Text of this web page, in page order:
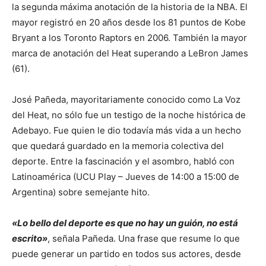
la segunda máxima anotación de la historia de la NBA. El
mayor registró en 20 años desde los 81 puntos de Kobe
Bryant a los Toronto Raptors en 2006. También la mayor
marca de anotación del Heat superando a LeBron James
(61).
José Pañeda, mayoritariamente conocido como La Voz
del Heat, no sólo fue un testigo de la noche histórica de
Adebayo. Fue quien le dio todavía más vida a un hecho
que quedará guardado en la memoria colectiva del
deporte. Entre la fascinación y el asombro, habló con
Latinoamérica (UCU Play – Jueves de 14:00 a 15:00 de
Argentina) sobre semejante hito.
«Lo bello del deporte es que no hay un guión, no está
escrito», señala Pañeda. Una frase que resume lo que
puede generar un partido en todos sus actores, desde